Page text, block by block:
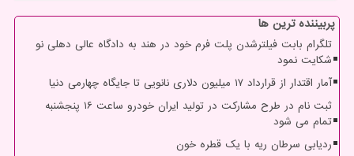
پربیننده ترین ها
تلگرام بابت فیلترشدن پلت فرم خود در هند به دادگاه عالی دهلی نو
شکایت نمود
آمار اقتدار از قرارداد ۱۷ میلیون دلاری نانویی تا جایگاه چهارمی دنیا
ثبت نام در طرح مشارکت در تولید ایران خودرو ساعت ۱۶ پنجشنبه
تمام می شود
ردیابی سرطان ریه با یک قطره خون